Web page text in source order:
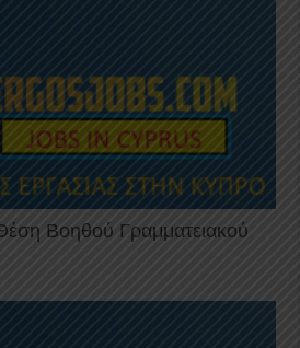
Βοηθού Γραμματειακού